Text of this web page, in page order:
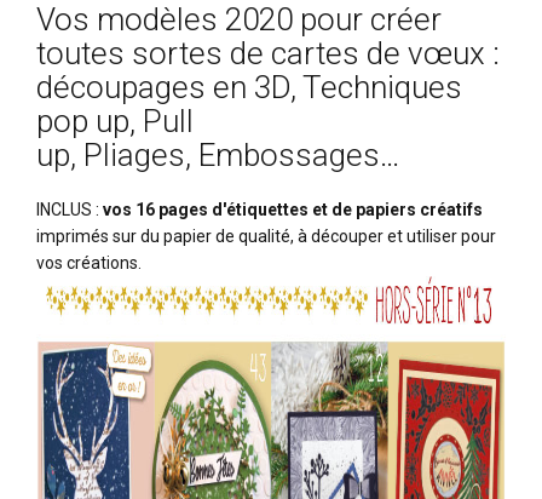
Vos modèles 2020 pour créer
toutes sortes de cartes de vœux :
découpages en 3D, Techniques
pop up, Pull
up, Pliages, Embossages…
INCLUS : vos 16 pages d'étiquettes et de papiers créatifs
imprimés sur du papier de qualité, à découper et utiliser pour
vos créations.